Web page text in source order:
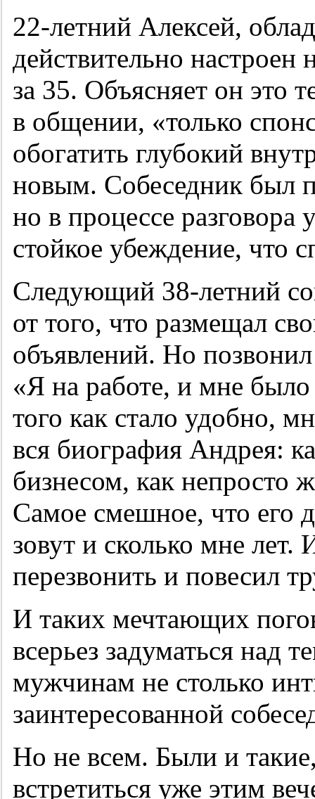
22-летний Алексей,
действительно настроен
за 35. Объясняет он это
в общении, «только
обогатить глубокий
новым. Собеседник был
но в процессе разговора
стойкое убеждение, что
Следующий 38-летний
от того, что размещал
объявлений. Но
«Я на работе, и мне
того как стало удобно,
вся биография Андрея:
бизнесом, как непросто
Самое смешное, что его
зовут и сколько мне
перезвонить и повесил
И таких мечтающих
всерьез задуматься над
мужчинам не столько
заинтересованной
Но не всем. Были и
встретиться уже этим